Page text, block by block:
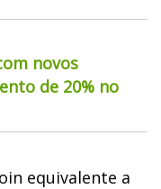
novos
de 20% no
equivalente a